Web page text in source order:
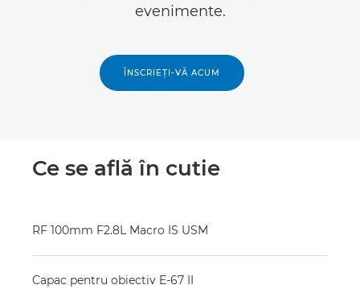
evenimente.
ÎNSCRIEŢI-VĂ ACUM
Ce se află în cutie
RF 100mm F2.8L Macro IS USM
Capac pentru obiectiv E-67 II